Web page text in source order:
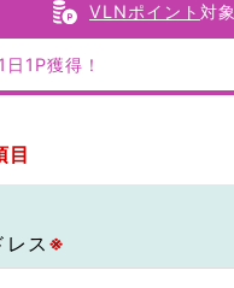
VLNポイント 対象
1P獲得！
目
レス ※